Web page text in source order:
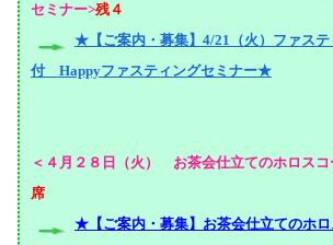
セミナー>残４
★【ご案内・募集】4/21（火）ファステ
付 Happyファスティングセミナー★
＜４月２８日（火） お茶会仕立てのホロスコ
席
★【ご案内・募集】お茶会仕立てのホ